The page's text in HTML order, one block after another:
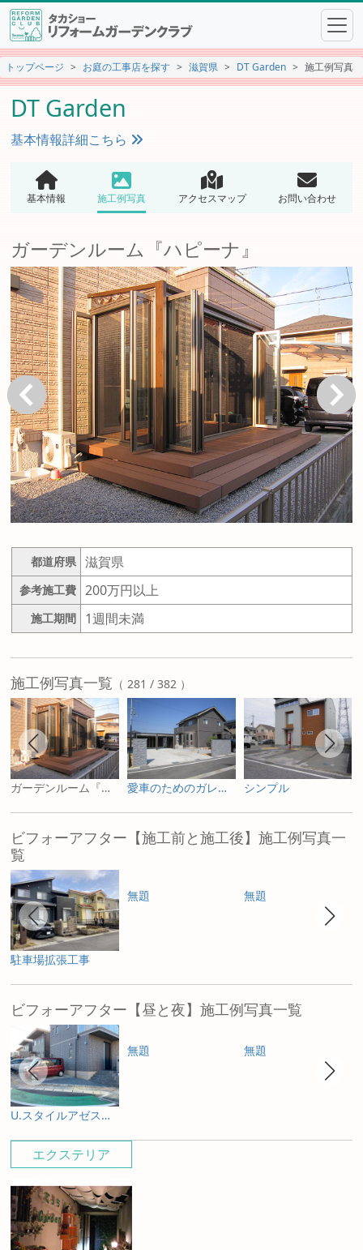
トップページ お庭の工事店を探す 滋賀県 DT Garden 施工例写真
DT Garden
基本情報詳細こちら
基本情報 施工例写真 アクセスマップ お問い合わせ
エクステリア
ガーデンルーム『ハピーナ』
戻る 次へ
都道府県 滋賀県
参考施工費 200万円以上
施工期間 1週間未満
施工例写真一覧 （ 281 / 382 ）
ガーデンルーム『ハピーナ』 愛車のためのガレージリビング『スタイルコート』と重厚感のある門構えで高級感をプラス シンプル
ビフォーアフター【施工前と施工後】施工例写真一
覧
駐車場拡張工事
無題 無題
ビフォーアフター【昼と夜】施工例写真一覧
U.スタイルアゼスト プレミアムタイプ
無題 無題